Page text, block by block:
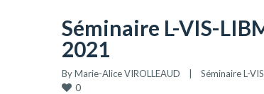
Séminaire L-VIS-
2021
By Marie-Alice VIROLLEAUD Séminaire L-VIS
0